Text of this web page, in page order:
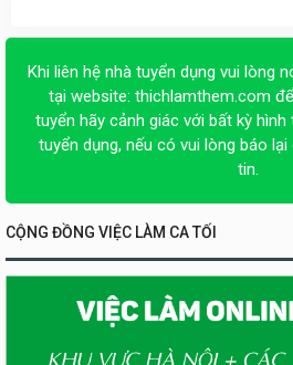
Khi liên hệ nhà tuyển dụng vui lòng
tại website: thichlamthem.com
tuyển hãy cảnh giác với bất kỳ
tuyển dụng, nếu có vui lòng báo
tin.
CỘNG ĐỒNG VIỆC LÀM CA TỐI